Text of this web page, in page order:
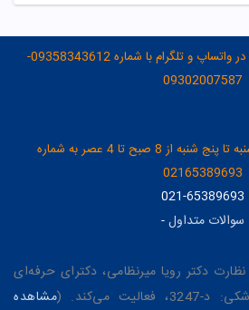
مشاوره رایگان بصورت چت در واتساپ و تلگرام با شماره 09358343612-
09302007587
تماس تلفنی در روزهای شنبه تا پنج شنبه از 8 صبح تا 4 عصر به شماره
02165389693
021-65389693
سوالات متداول-
دکتر رویا میرنظامی، دکترای حرفه‌ای
می‌کند. (
مشاهده